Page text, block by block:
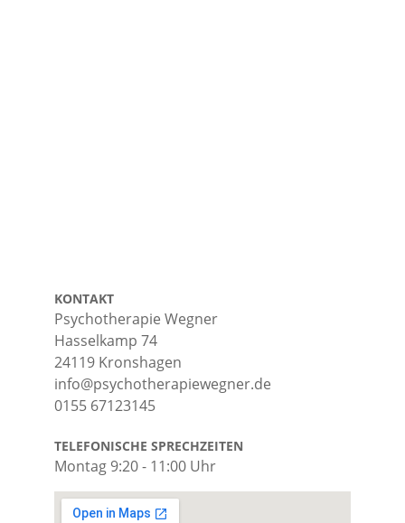
KONTAKT
Hasselkamp 74
Montag 9:20 - 11:00 Uhr
24119 Kronshagen
Psychotherapie Wegner
TELEFONISCHE SPRECHZEITEN
info@psychotherapiewegner.de
0155 67123145